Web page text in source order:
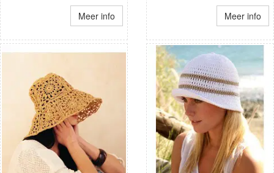
Meer info Meer info